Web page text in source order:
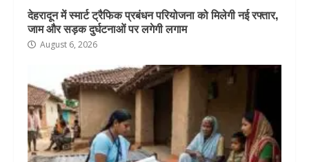
देहरादून में स्मार्ट ट्रैफिक प्रबंधन परियोजना को मिलेगी नई रफ्तार,
जाम और सड़क दुर्घटनाओं पर लगेगी लगाम
August 6, 2026